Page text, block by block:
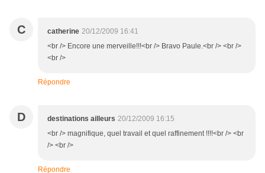
C catherine 20/12/2009 16:41
<br /> Encore une merveille!!!<br /> Bravo Paule.<br /> <br />
<br />
Répondre
D destinations ailleurs 20/12/2009 16:15
<br /> magnifique, quel travail et quel raffinement !!!!<br /> <br
/> <br />
Répondre